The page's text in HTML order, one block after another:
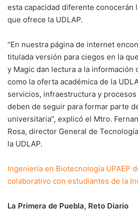
esta capacidad diferente conocerán
que ofrece la UDLAP.
“En nuestra página de internet
titulada versión para ciegos en la
y Magic dan lectura a la información
como la oferta académica de la
servicios, infraestructura y
deben de seguir para formar parte
universitaria”, explicó el Mtro.
Rosa, director General de
la UDLAP.
Ingeniería en Biotecnología UPAEP
colaborativo con estudiantes de la
La Primera de Puebla, Reto Diario